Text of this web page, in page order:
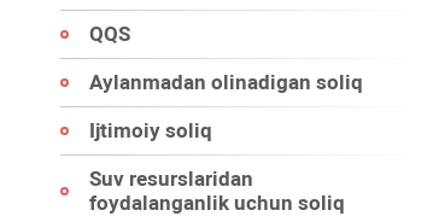
QQS
Aylanmadan olinadigan soliq
Ijtimoiy soliq
Suv resurslaridan
foydalanganlik uchun soliq